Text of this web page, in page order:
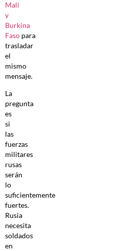
Mali
y
Burkina
Faso para
trasladar
el
mismo
mensaje.
La
pregunta
es
si
las
fuerzas
militares
rusas
serán
lo
suficientemente
fuertes.
Rusia
necesita
soldados
en